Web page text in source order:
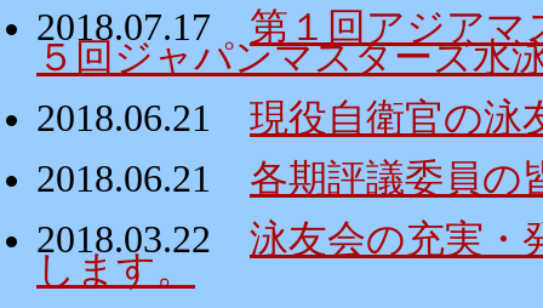
2018.07.17
第１回アジア
５回ジャパンマスターズ水
2018.06.21
現役自衛官の泳
2018.06.21
各期評議委員の
2018.03.22
泳友会の充実・
します。